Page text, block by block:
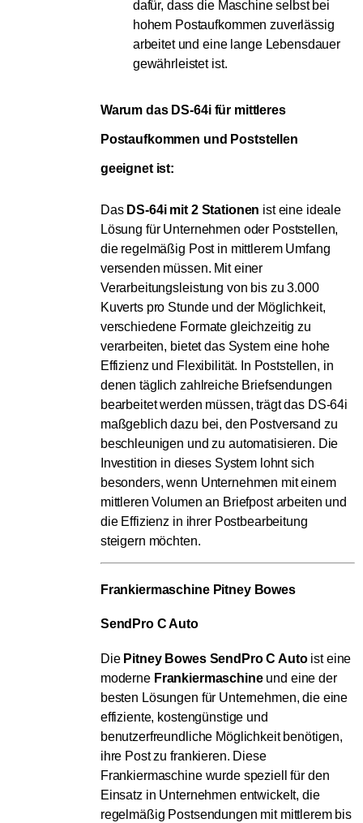
dafür, dass die Maschine selbst bei
hohem Postaufkommen zuverlässig
arbeitet und eine lange Lebensdauer
gewährleistet ist.
Warum das DS-64i für mittleres
Postaufkommen und Poststellen
geeignet ist:
Das DS-64i mit 2 Stationen ist eine ideale
Lösung für Unternehmen oder Poststellen,
die regelmäßig Post in mittlerem Umfang
versenden müssen. Mit einer
Verarbeitungsleistung von bis zu 3.000
Kuverts pro Stunde und der Möglichkeit,
verschiedene Formate gleichzeitig zu
verarbeiten, bietet das System eine hohe
Effizienz und Flexibilität. In Poststellen, in
denen täglich zahlreiche Briefsendungen
bearbeitet werden müssen, trägt das DS-64i
maßgeblich dazu bei, den Postversand zu
beschleunigen und zu automatisieren. Die
Investition in dieses System lohnt sich
besonders, wenn Unternehmen mit einem
mittleren Volumen an Briefpost arbeiten und
die Effizienz in ihrer Postbearbeitung
steigern möchten.
Frankiermaschine Pitney Bowes
SendPro C Auto
Die Pitney Bowes SendPro C Autoist eine
moderne Frankiermaschineund eine der
besten Lösungen für Unternehmen, die eine
effiziente, kostengünstige und
benutzerfreundliche Möglichkeit benötigen,
ihre Post zu frankieren. Diese
Frankiermaschine wurde speziell für den
Einsatz in Unternehmen entwickelt, die
regelmäßig Postsendungen mit mittlerem bis